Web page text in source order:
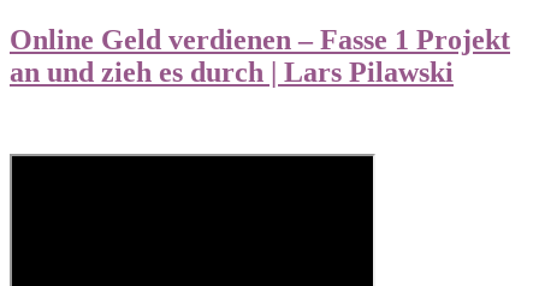
Online Geld verdienen – Fasse 1 Projekt
an und zieh es durch | Lars Pilawski